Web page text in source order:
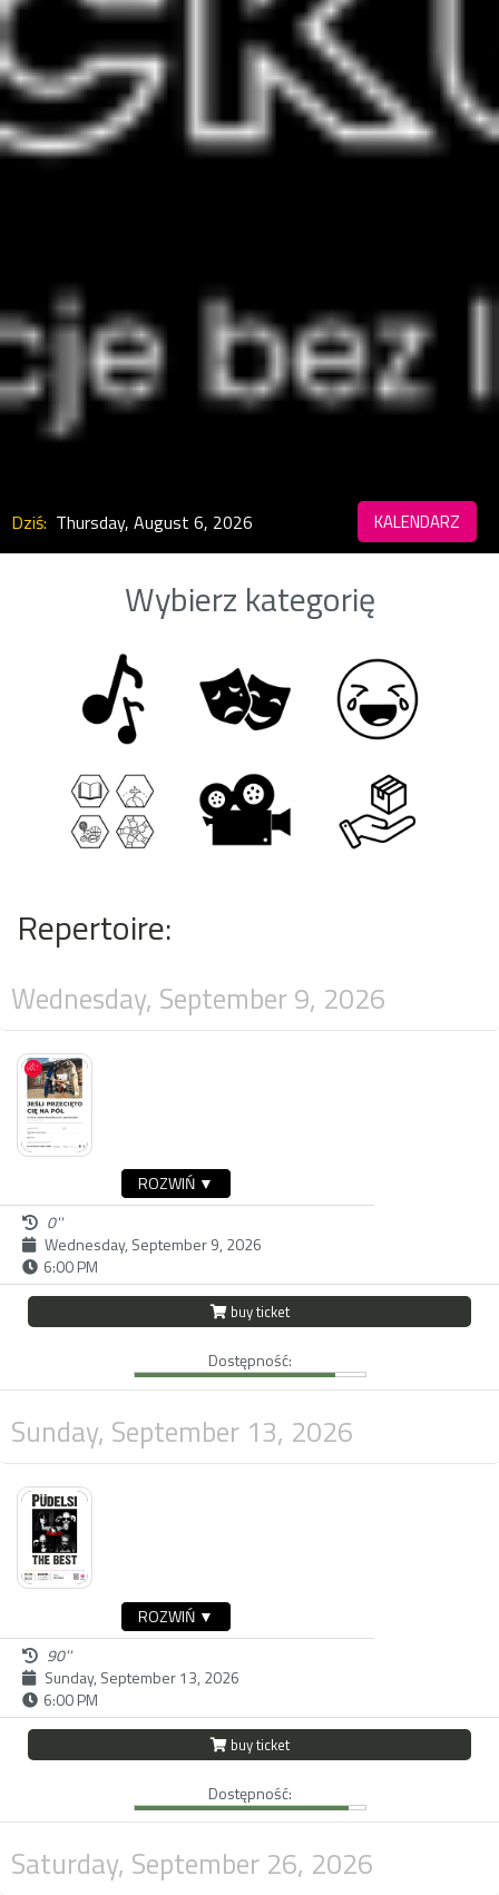
Dziś: Thursday, August 6, 2026 KALENDARZ
Wybierz kategorię
Repertoire:
Wednesday, September 9, 2026
ROZWIŃ ▼
0''
Wednesday, September 9, 2026
6:00 PM
buy ticket
Dostępność:
Sunday, September 13, 2026
ROZWIŃ ▼
90''
Sunday, September 13, 2026
6:00 PM
buy ticket
Dostępność:
Saturday, September 26, 2026